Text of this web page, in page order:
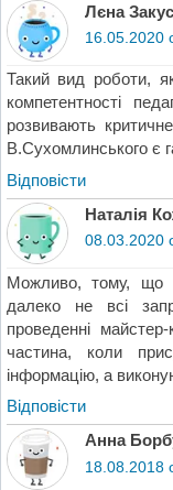
Лєна
16.05.2020
Такий вид роботи,
компетентності
розвивають
В.Сухомлинського є
Відповіcти
Наталія
08.03.2020
Можливо, тому, що
далеко не всі
проведенні
частина, коли
інформацію, а
Відповіcти
Анна
18.08.2018